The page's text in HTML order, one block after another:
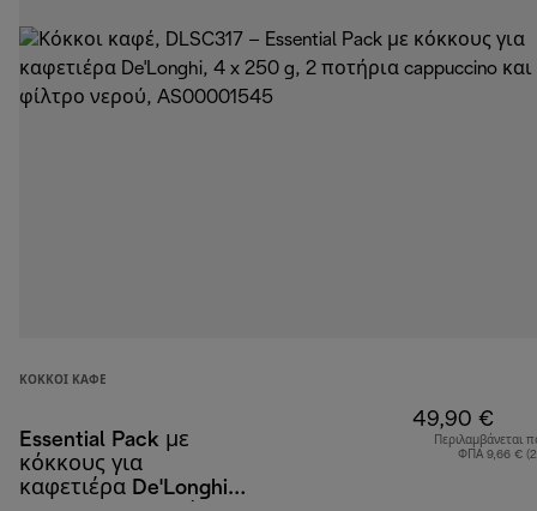
ΚΌΚΚΟΙ ΚΑΦΈ
Essential Pack με
κόκκους για
καφετιέρα De'Longhi,
49,90 €
Περιλαμβάνεται
ΦΠΑ 9,66 €